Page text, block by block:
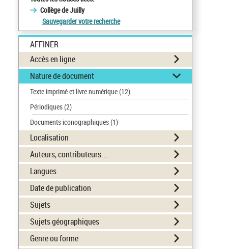
Collège de Juilly
Sauvegarder votre recherche
AFFINER
Accès en ligne
Nature de document
Texte imprimé et livre numérique(12)
Périodiques(2)
Documents iconographiques(1)
Localisation
Auteurs, contributeurs...
Langues
Date de publication
Sujets
Sujets géographiques
Genre ou forme